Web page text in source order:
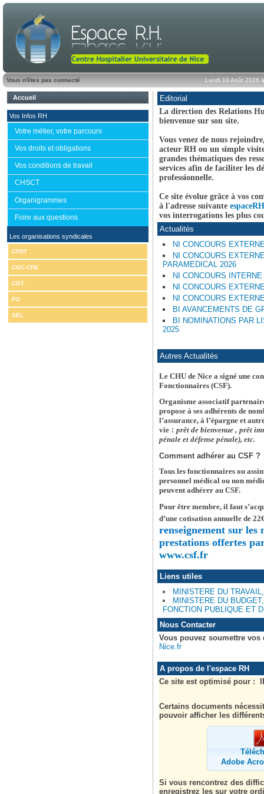
Vous n'êtes pas connecté Lundi 10 Août 2026
Accueil
Vos Infos RH
Votre métier, votre parcours
Vos droits et obligations
Vos conditions de travail
CHSCT
Organigrammes
Foire aux questions
Les organisations syndicales
CFDT
CGC-CFE
CGT
FO
SEL
Editorial
La direction des Relations
bienvenue sur son site.
Vous venez de nous
acteur RH ou un simple
grandes thématiques des
services afin de faciliter les
professionnelle.
Ce site évolue grâce à vos
à l'adresse suivante
vos interrogations les plus
Actualités
NI CONCOURS
NI CONCOURS
PARAMEDICAL 2026
NI CONCOURS
NI CONCOURS
NI CONCOURS
BI AVANCEMENTS DE
BI NOMINATIONS PAR
2025
Autres Actualités
Le CHU de Nice a signé une
Fonctionnaires (CSF).
Organisme associatif
propose à ses adhérents de
l’assurance, à l’épargne et
vie : prêt de bienvenue , prêt
pénale et défense pénale), etc.
Comment adhérer au CSF ?
Tous les fonctionnaires ou
personnel médical ou non
peuvent adhérer au CSF.
Pour être membre, il faut
d’une cotisation annuelle de
renseignement sur les
prestations offertes
www.csf.fr
Liens utiles
MINISTERE DU
MINISTERE DU
FONCTION PUBLIQUE ET
Nous Contacter
Vous pouvez soumettre
Nice.fr
A propos de l'espace RH
Ce site est optimisé pour :
Certains documents
pouvoir afficher les
Adobe
Si vous rencontrez des
enregistrez les sur votre